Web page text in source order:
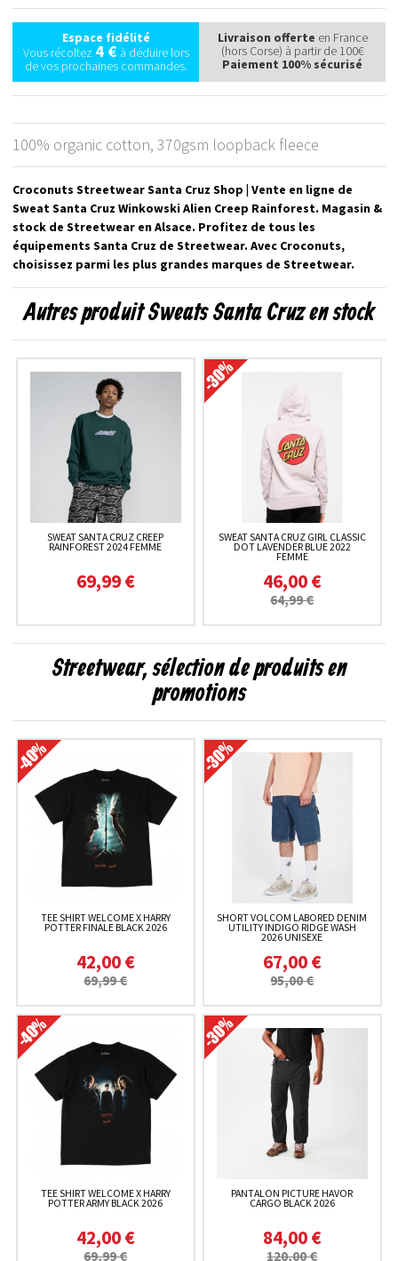
Espace fidélité
Vous récoltez 4 €à déduire lors
de vos prochaines commandes.
Livraison offerte en France
(hors Corse) à partir de 100€
Paiement 100% sécurisé
100% organic cotton, 370gsm loopback fleece
Croconuts Streetwear Santa Cruz Shop | Vente en ligne de
Sweat Santa Cruz Winkowski Alien Creep Rainforest. Magasin &
stock de Streetwear en Alsace. Profitez de tous les
équipements Santa Cruz de Streetwear. Avec Croconuts,
choisissez parmi les plus grandes marques de Streetwear.
Autres produit Sweats Santa Cruz en stock
SWEAT SANTA CRUZ CREEP
RAINFOREST 2024 FEMME
69,99 €
SWEAT SANTA CRUZ GIRL CLASSIC
DOT LAVENDER BLUE 2022
FEMME
46,00 €
64,99 €
Streetwear, sélection de produits en
promotions
TEE SHIRT WELCOME X HARRY
POTTER FINALE BLACK 2026
42,00 €
69,99 €
SHORT VOLCOM LABORED DENIM
UTILITY INDIGO RIDGE WASH
2026 UNISEXE
67,00 €
95,00 €
TEE SHIRT WELCOME X HARRY
POTTER ARMY BLACK 2026
42,00 €
69,99 €
PANTALON PICTURE HAVOR
CARGO BLACK 2026
84,00 €
120,00 €